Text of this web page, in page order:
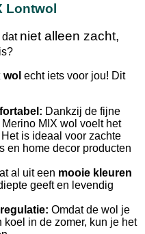
Lontwol
dat niet alleen zacht,
is?
echt iets voor jou! Dit
Dankzij de fijne
MIX wol voelt het
is ideaal voor zachte
en home decor producten
al uit een mooie kleuren
geeft en levendig
Omdat de wol je
in de zomer, kun je het